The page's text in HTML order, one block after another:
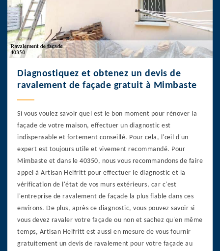
Diagnostiquez et obtenez un devis de
ravalement de façade gratuit à Mimbaste
Si vous voulez savoir quel est le bon moment pour rénover la
façade de votre maison, effectuer un diagnostic est
indispensable et fortement conseillé. Pour cela, l'œil d'un
expert est toujours utile et vivement recommandé. Pour
Mimbaste et dans le 40350, nous vous recommandons de faire
appel à Artisan Helfritt pour effectuer le diagnostic et la
vérification de l'état de vos murs extérieurs, car c'est
l'entreprise de ravalement de façade la plus fiable dans ces
environs. De plus, après ce diagnostic, vous pouvez savoir si
vous devez ravaler votre façade ou non et sachez qu'en même
temps, Artisan Helfritt est aussi en mesure de vous fournir
gratuitement un devis de ravalement pour votre façade au